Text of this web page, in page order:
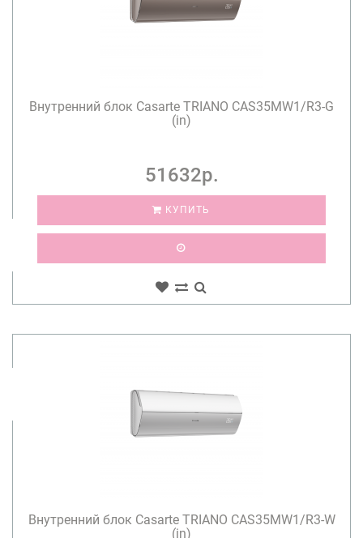
Внутренний блок Casarte TRIANO CAS35MW1/R3-G
(in)
51632р.
КУПИТЬ
Внутренний блок Casarte TRIANO CAS35MW1/R3-W
(in)